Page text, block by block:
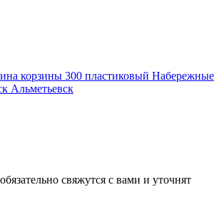
корзины 300 пластиковый Набережные
Альметьевск
свяжутся с вами и уточнят